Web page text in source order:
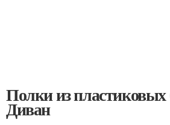
Полки из
Диван